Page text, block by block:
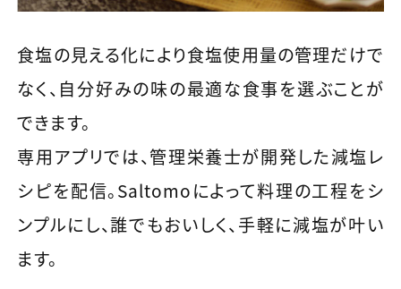
食塩の見える化により食塩使用量の管理だけで
なく、自分好みの味の最適な食事を選ぶことが
できます。
専用アプリでは、管理栄養士が開発した減塩レ
シピを配信。Saltomoによって料理の工程をシ
ンプルにし、誰でもおいしく、手軽に減塩が叶い
ます。